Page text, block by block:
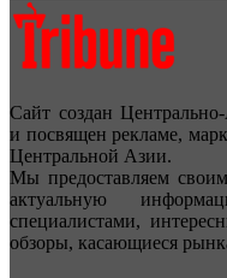
Сайт создан
и посвящен рекламе,
Центральной Азии.
Мы предоставляем
актуальную
специалистами,
обзоры, касающиеся